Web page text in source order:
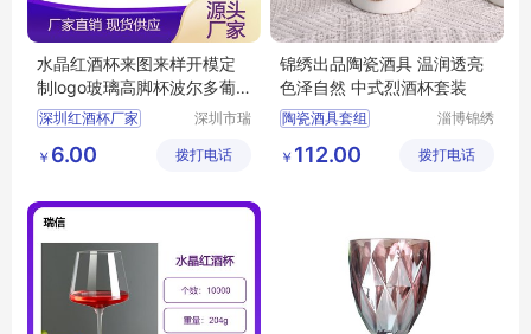
水晶红酒杯来图来样开模定
制logo玻璃高脚杯波尔多葡
萄酒杯
深圳红酒杯厂家
红酒杯定制
深圳市瑞
品有限公
￥ 6.00 拨打电话
锦绣出品陶瓷酒具 温润透亮
色泽自然 中式烈酒杯套装
陶瓷酒具套组
简约陶瓷酒具
淄博锦绣
公司
￥ 112.00 拨打电话